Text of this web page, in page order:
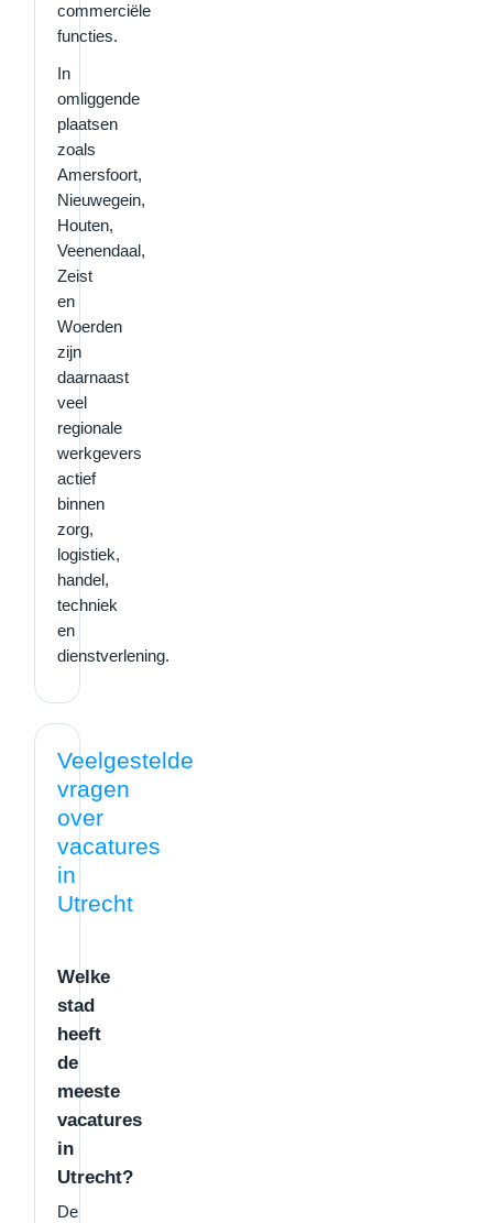
commerciële
functies.
In
omliggende
plaatsen
zoals
Amersfoort,
Nieuwegein,
Houten,
Veenendaal,
Zeist
en
Woerden
zijn
daarnaast
veel
regionale
werkgevers
actief
binnen
zorg,
logistiek,
handel,
techniek
en
dienstverlening.
Veelgestelde
vragen
over
vacatures
in
Utrecht
Welke
stad
heeft
de
meeste
vacatures
in
Utrecht?
De